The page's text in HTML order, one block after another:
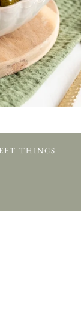
THINGS